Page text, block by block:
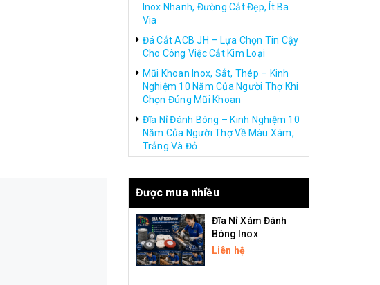
Inox Nhanh, Đường Cắt Đẹp, Ít Ba
Via
Đá Cắt ACB JH – Lựa Chọn Tin Cậy
Cho Công Việc Cắt Kim Loại
Mũi Khoan Inox, Sắt, Thép – Kinh
Nghiệm 10 Năm Của Người Thợ Khi
Chọn Đúng Mũi Khoan
Đĩa Nỉ Đánh Bóng – Kinh Nghiệm 10
Năm Của Người Thợ Về Màu Xám,
Trắng Và Đỏ
Được mua nhiều
Đĩa Nỉ Xám Đánh
Bóng Inox
Liên hệ